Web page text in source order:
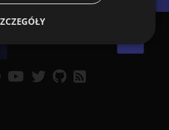
Niesklasyfikowane